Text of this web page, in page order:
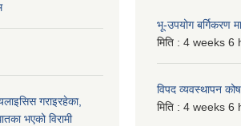
गराइरहेका,
भएको विरामी
भू-उपयोग बर्गिकरण
मिति : 4 weeks 6
विपद व्यवस्थापन
मिति : 4 weeks 6